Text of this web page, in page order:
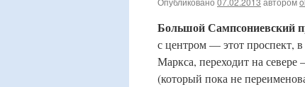
Большой Сампсониевский
с центром — этот проспект,
Маркса, переходит на
(который пока не